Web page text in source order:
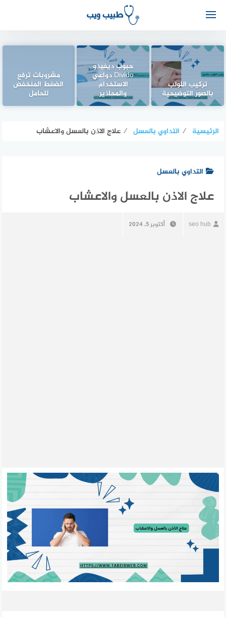
تركيب اللولب
بالصور التوضيحية
حبوب ديفيدو
Divido دواعي
الاستخدام
والمحاذير
مشروبات ترفع
الضغط المنخفض
للحامل
الرئيسية ⁄ التداوي بالعسل ⁄ علاج الاذن بالعسل والاعشاب
التداوي بالعسل
علاج الاذن بالعسل والاعشاب
seo hub أكتوبر 5, 2024